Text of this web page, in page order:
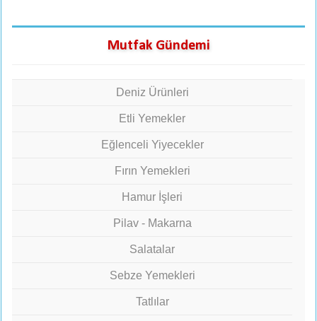
Mutfak Gündemi
Deniz Ürünleri
Etli Yemekler
Eğlenceli Yiyecekler
Fırın Yemekleri
Hamur İşleri
Pilav - Makarna
Salatalar
Sebze Yemekleri
Tatlılar